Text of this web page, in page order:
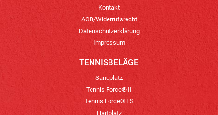
Kontakt
AGB/Widerrufsrecht
Datenschutzerklärung
Impressum
TENNISBELÄGE
Sandplatz
Tennis Force® II
Tennis Force® ES
Hartplatz